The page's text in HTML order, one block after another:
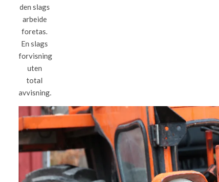
den slags
arbeide
foretas.
En slags
forvisning
uten
total
avvisning.